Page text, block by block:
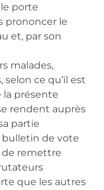
porte
prononcer le
et, par son
malades,
ce qu’il est
la présente
rendent auprès
partie
de vote
de remettre
que les autres